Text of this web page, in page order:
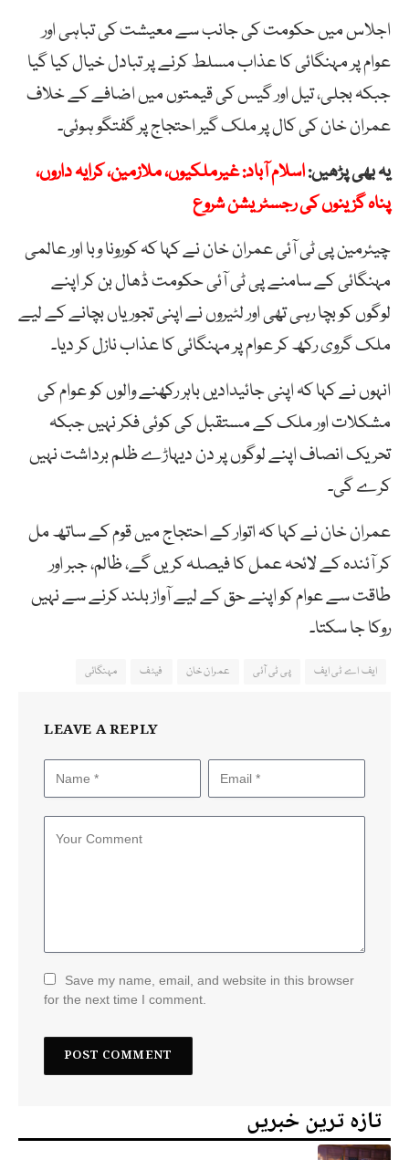
اجلاس میں حکومت کی جانب سے معیشت کی تباہی اور
عوام پر مہنگائی کا عذاب مسلط کرنے پر تبادل خیال کیا گیا
جبکہ بجلی، تیل اور گیس کی قیمتوں میں اضافے کے خلاف
عمران خان کی کال پر ملک گیر احتجاج پر گفتگو ہوئی۔
یہ بھی پڑھیں:اسلام آباد: غیرملکیوں، ملازمین، کرایہ داروں،
پناہ گزینوں کی رجسٹریشن شروع
چیئرمین پی ٹی آئی عمران خان نے کہا کہ کورونا وبا اور عالمی
مہنگائی کے سامنے پی ٹی آئی حکومت ڈھال بن کر اپنے
لوگوں کو بچا رہی تھی اور لٹیروں نے اپنی تجوریاں بچانے کے لیے
ملک گروی رکھ کر عوام پر مہنگائی کا عذاب نازل کر دیا۔
انہوں نے کہا کہ اپنی جائیدادیں باہر رکھنے والوں کو عوام کی
مشکلات اور ملک کے مستقبل کی کوئی فکر نہیں جبکہ
تحریک انصاف اپنے لوگوں پر دن دیہاڑے ظلم برداشت نہیں
کرے گی۔
عمران خان نے کہا کہ اتوار کے احتجاج میں قوم کے ساتھ مل
کر آئندہ کے لائحہ عمل کا فیصلہ کریں گے، ظالم، جبر اور
طاقت سے عوام کو اپنے حق کے لیے آواز بلند کرنے سے نہیں
روکا جا سکتا۔
ایف اے ٹی ایف پی ٹی آئی عمران خان فیٹف مہنگائی
LEAVE A REPLY
Save my name, email, and website in this browser
for the next time I comment.
تازہ ترین خبریں